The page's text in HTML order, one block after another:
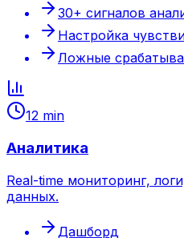
30+ сигналов
Настройка
Ложные
12 min
Аналитика
Real-time мониторинг,
данных.
Дашборд